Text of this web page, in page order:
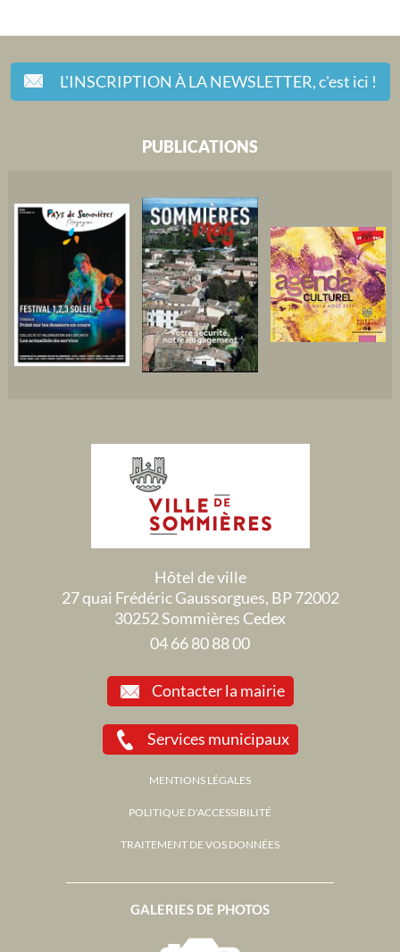
L'INSCRIPTION À LA NEWSLETTER,c'est ici !
GALERIES DE PHOTOS
PUBLICATIONS
Hôtel de ville
27 quai Frédéric Gaussorgues, BP 72002
30252 Sommières Cedex
04 66 80 88 00
Contacter la mairie
Services municipaux
MENTIONS LÉGALES
POLITIQUE D'ACCESSIBILITÉ
TRAITEMENT DE VOS DONNÉES